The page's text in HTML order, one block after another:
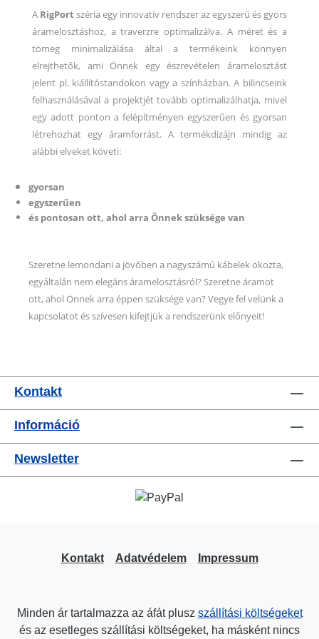
A RigPort széria egy innovatív rendszer az egyszerű és gyors
áramelosztáshoz, a traverzre optimalizálva. A méret és a
tömeg minimalizálása által a termékeink könnyen
elrejthetők, ami Önnek egy észrevételen áramelosztást
jelent pl. kiállítóstandokon vagy a színházban.A bilincseink
felhasználásával a projektjét tovább optimalizálhatja, mivel
egy adott ponton a felépítményen egyszerűen és gyorsan
létrehozhat egy áramforrást. A termékdizájn mindig az
alábbi elveket követi:
gyorsan
egyszerűen
és pontosan ott, ahol arra Önnek szüksége van
Szeretne lemondani a jövőben a nagyszámú kábelek okozta,
egyáltalán nem elegáns áramelosztásról? Szeretne áramot
ott, ahol Önnek arra éppen szüksége van? Vegye fel velünk a
kapcsolatot és szívesen kifejtjük a rendszerünk előnyeit!
Kontakt
Információ
Newsletter
Kontakt Adatvédelem Impressum
Minden ár tartalmazza az áfát plusz szállítási költségeket
és az esetleges szállítási költségeket, ha másként nincs